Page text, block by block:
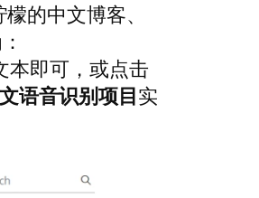
的中文博客、
本即可，或点击
语音识别项目实